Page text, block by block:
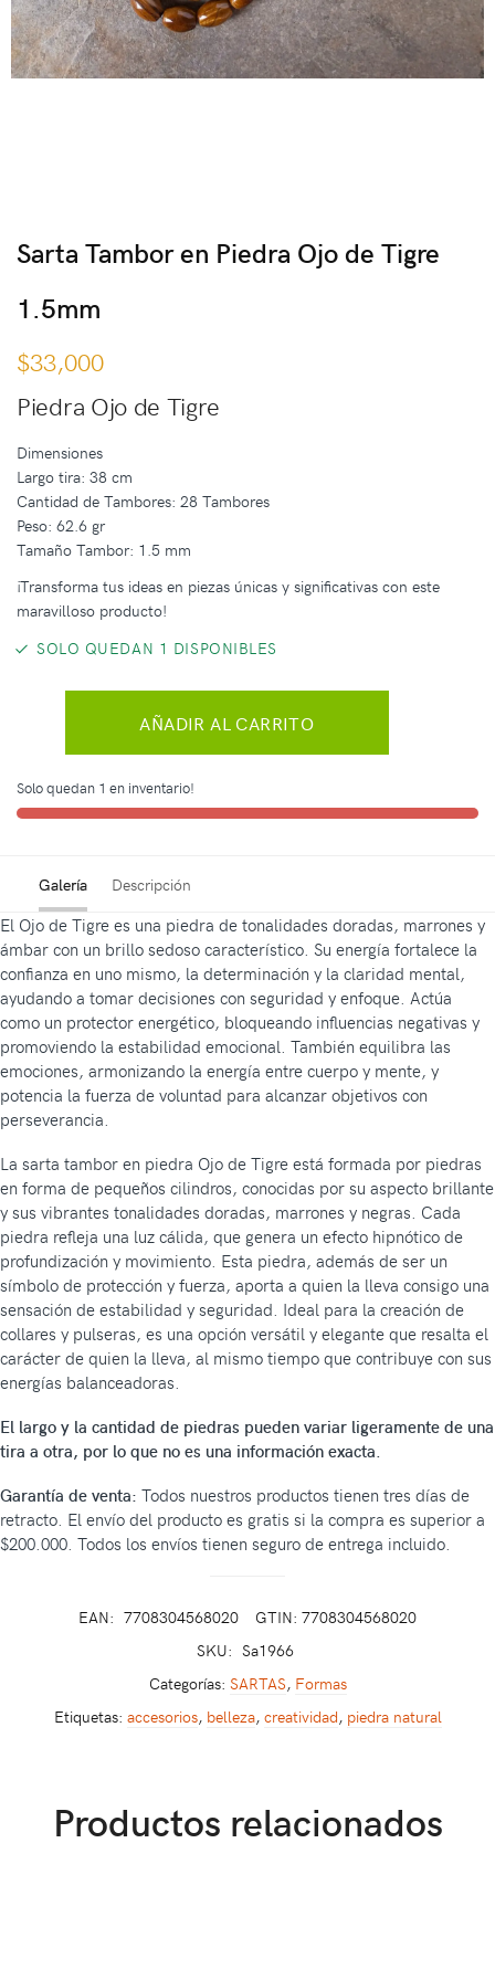
Sarta Tambor en Piedra Ojo de Tigre
1.5mm
$33,000
Piedra Ojo de Tigre
Dimensiones
Largo tira: 38 cm
Cantidad de Tambores: 28 Tambores
Peso: 62.6 gr
Tamaño Tambor: 1.5 mm
¡Transforma tus ideas en piezas únicas y significativas con este
maravilloso producto!
SOLO QUEDAN 1 DISPONIBLES
AÑADIR AL CARRITO
Solo quedan 1 en inventario!
Galería Descripción
El Ojo de Tigre es una piedra de tonalidades doradas, marrones y
ámbar con un brillo sedoso característico. Su energía fortalece la
confianza en uno mismo, la determinación y la claridad mental,
ayudando a tomar decisiones con seguridad y enfoque. Actúa
como un protector energético, bloqueando influencias negativas y
promoviendo la estabilidad emocional. También equilibra las
emociones, armonizando la energía entre cuerpo y mente, y
potencia la fuerza de voluntad para alcanzar objetivos con
perseverancia.
La sarta tambor en piedra Ojo de Tigre está formada por piedras
en forma de pequeños cilindros, conocidas por su aspecto brillante
y sus vibrantes tonalidades doradas, marrones y negras. Cada
piedra refleja una luz cálida, que genera un efecto hipnótico de
profundización y movimiento. Esta piedra, además de ser un
símbolo de protección y fuerza, aporta a quien la lleva consigo una
sensación de estabilidad y seguridad. Ideal para la creación de
collares y pulseras, es una opción versátil y elegante que resalta el
carácter de quien la lleva, al mismo tiempo que contribuye con sus
energías balanceadoras.
El largo y la cantidad de piedras pueden variar ligeramente de una
tira a otra, por lo que no es una información exacta.
Garantía de venta: Todos nuestros productos tienen tres días de
retracto. El envío del producto es gratis si la compra es superior a
$200.000. Todos los envíos tienen seguro de entrega incluido.
EAN: 7708304568020
GTIN: 7708304568020
SKU: Sa1966
Categorías: SARTAS, Formas
Etiquetas: accesorios, belleza, creatividad, piedra natural
Productos relacionados